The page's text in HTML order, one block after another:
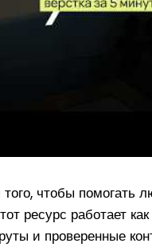
чтобы помогать
ресурс работает как
и проверенные